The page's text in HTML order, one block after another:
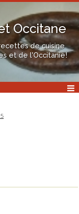
Occitane
de cuisine
et de l'Occitanie!